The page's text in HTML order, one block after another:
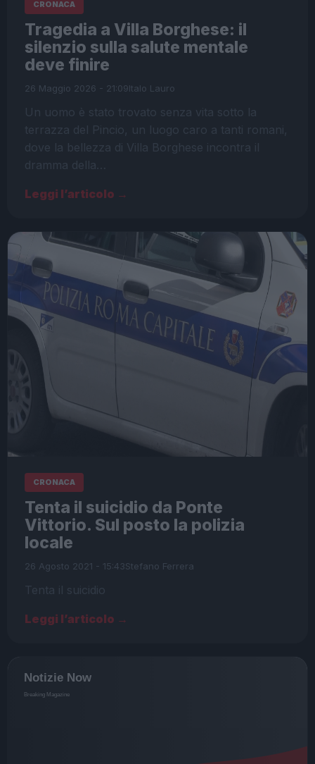
CRONACA
Tragedia a Villa Borghese: il
silenzio sulla salute mentale
deve finire
26 Maggio 2026 - 21:09Italo Lauro
Un uomo è stato trovato senza vita sotto la
terrazza del Pincio, un luogo caro a tanti romani,
dove la bellezza di Villa Borghese incontra il
dramma della…
Leggi l’articolo →
CRONACA
Tenta il suicidio da Ponte
Vittorio. Sul posto la polizia
locale
26 Agosto 2021 - 15:43Stefano Ferrera
Tenta il suicidio
Leggi l’articolo →